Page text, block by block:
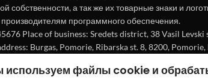
собственности, а так же их товарные знаки и
программного обеспечения.
Place of business: Sredets district, 38 Vasil Levski
Burgas, Pomorie, Ribarska st. 8, 8200,
используем файлы cookie и